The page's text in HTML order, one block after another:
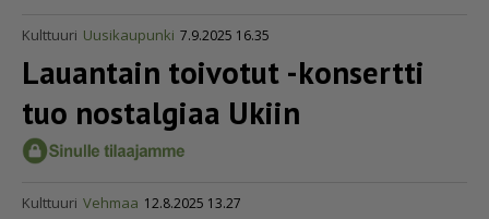
Kulttuuri Uusikaupunki 7.9.2025 16.35
Lauantain toivotut -konsertti
tuo nostalgiaa Ukiin
Kulttuuri Vehmaa 12.8.2025 13.27